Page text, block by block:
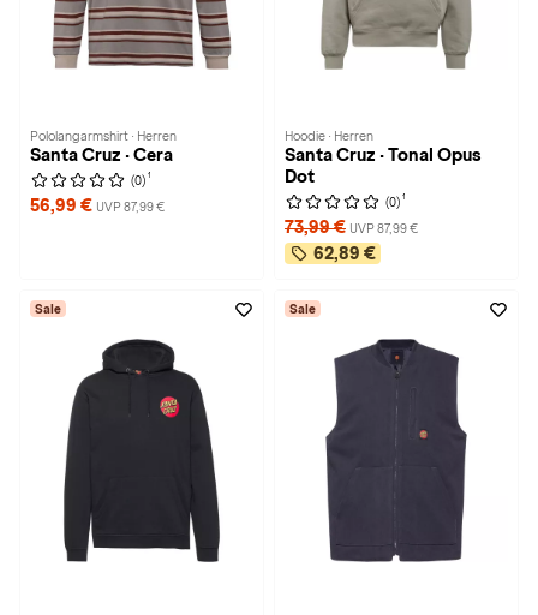
Pololangarmshirt · Herren
Santa Cruz · Cera
(0) 1
56,99 € UVP 87,99 €
Hoodie · Herren
Santa Cruz · Tonal Opus
Dot
(0) 1
73,99 € UVP 87,99 €
62,89 €
Sale Sale